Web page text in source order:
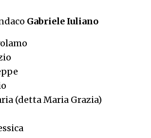
Gabriele Iuliano
(detta Maria Grazia)